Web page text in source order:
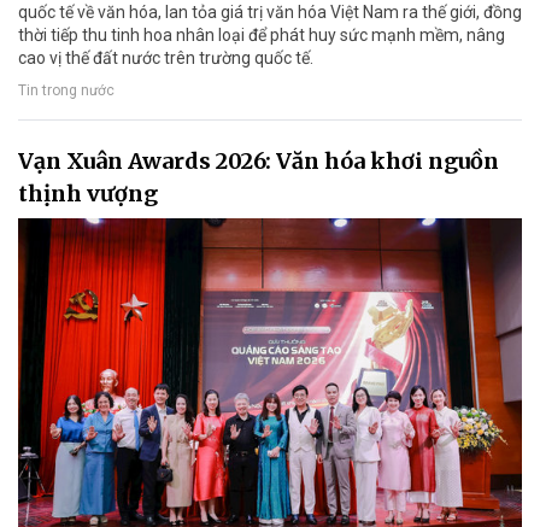
quốc tế về văn hóa, lan tỏa giá trị văn hóa Việt Nam ra thế giới, đồng
thời tiếp thu tinh hoa nhân loại để phát huy sức mạnh mềm, nâng
cao vị thế đất nước trên trường quốc tế.
Tin trong nước
Vạn Xuân Awards 2026: Văn hóa khơi nguồn
thịnh vượng